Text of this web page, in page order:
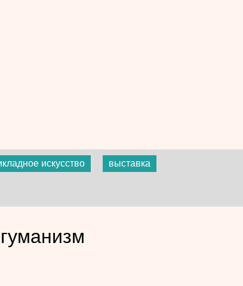
искусство выставка